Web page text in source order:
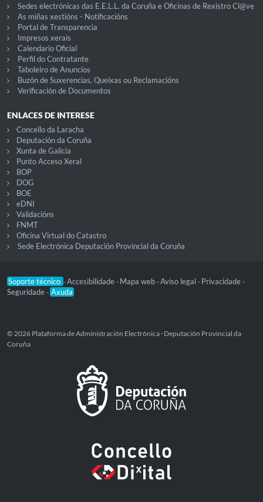
Sedes electrónicas das E.E.L.L. da Coruña e Oficinas de Rexistro Cl@ve
As miñas xestións - Notificacións
Portal de Transparencia
Impresos xerais
Calendario Oficial
Perfil do Contratante
Taboleiro de Anuncios
Buzón de Suxerencias, Queixas ou Reclamacións
Verificación de Documentos
ENLACES DE INTERESE
Concello da Laracha
Deputación da Coruña
Xunta de Galicia
Punto Acceso Xeral
BOP
DOG
BOE
eDNI
Validacións
FNMT
Oficina Virtual do Catastro
Sede Electrónica Deputación Provincial da Coruña
Soporte técnico -Accesibilidade - Mapa web -Aviso legal - Privacidade -
Seguridade - Axuda
© 2026 Plataforma de Administración Electrónica · Deputación Provincial da
Coruña